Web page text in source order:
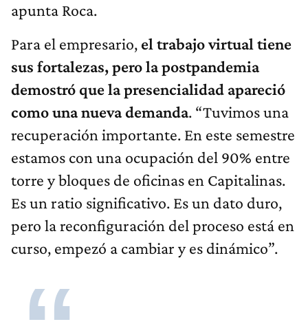
apunta Roca.
Para el empresario, el trabajo virtual tiene
sus fortalezas, pero la postpandemia
demostró que la presencialidad apareció
como una nueva demanda. “Tuvimos una
recuperación importante. En este semestre
estamos con una ocupación del 90% entre
torre y bloques de oficinas en Capitalinas.
Es un ratio significativo. Es un dato duro,
pero la reconfiguración del proceso está en
curso, empezó a cambiar y es dinámico”.